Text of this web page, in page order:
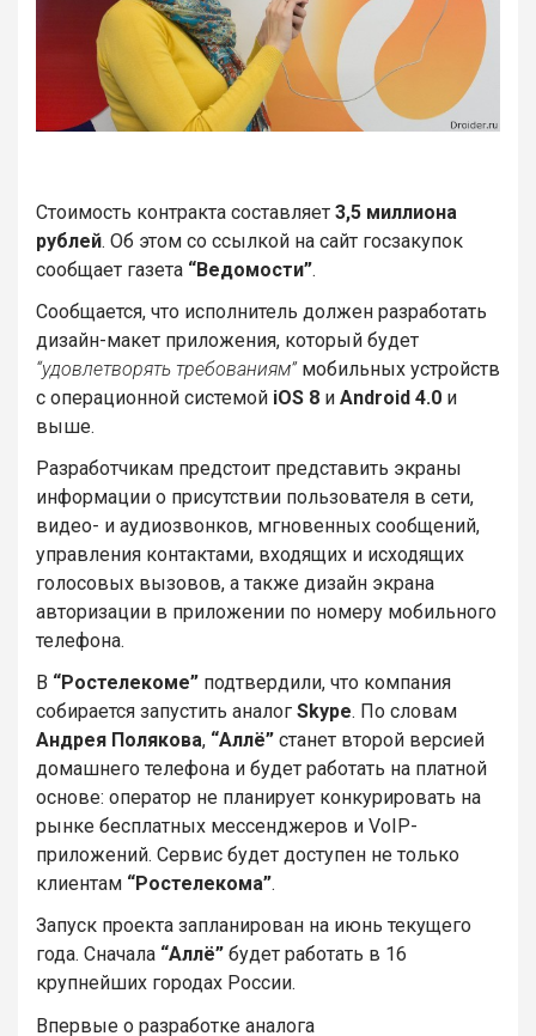
Стоимость контракта составляет 3,5 миллиона
рублей. Об этом со ссылкой на сайт госзакупок
сообщает газета “Ведомости”.
Сообщается, что исполнитель должен разработать
дизайн-макет приложения, который будет
“удовлетворять требованиям”мобильных устройств
с операционной системой iOS 8 и Android 4.0 и
выше.
Разработчикам предстоит представить экраны
информации о присутствии пользователя в сети,
видео- и аудиозвонков, мгновенных сообщений,
управления контактами, входящих и исходящих
голосовых вызовов, а также дизайн экрана
авторизации в приложении по номеру мобильного
телефона.
В “Ростелекоме” подтвердили, что компания
собирается запустить аналог Skype. По словам
Андрея Полякова, “Аллё” станет второй версией
домашнего телефона и будет работать на платной
основе: оператор не планирует конкурировать на
рынке бесплатных мессенджеров и VoIP-
приложений. Сервис будет доступен не только
клиентам “Ростелекома”.
Запуск проекта запланирован на июнь текущего
года. Сначала “Аллё” будет работать в 16
крупнейших городах России.
Впервые о разработке аналога